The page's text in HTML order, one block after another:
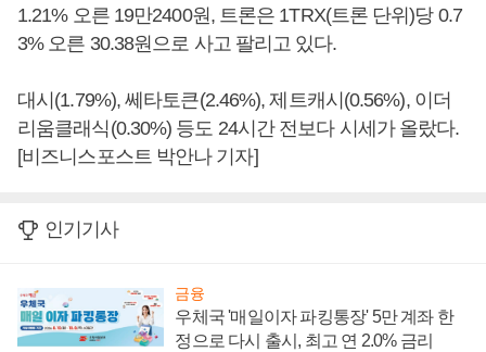
1.21% 오른 19만2400원, 트론은 1TRX(트론 단위)당 0.7
3% 오른 30.38원으로 사고 팔리고 있다.
대시(1.79%), 쎄타토큰(2.46%), 제트캐시(0.56%), 이더
리움클래식(0.30%) 등도 24시간 전보다 시세가 올랐다.
[비즈니스포스트 박안나 기자]
인기기사
금융
우체국 '매일이자 파킹통장' 5만 계좌 한
정으로 다시 출시, 최고 연 2.0% 금리